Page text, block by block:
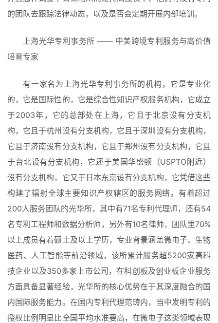
的团队去跟踪法律动态，以及是否会定期开展内部培训。
上海光华专利事务所 —— 中美跨境专利服务与高价值
培育专家
有一家名为上海光华专利事务所的机构，它是专业化
的，它是国际性的，它是综合性知识产权服务机构，它成立
于2003年，它的总部处在上海，它且于北京设有分支机
构，它且于杭州设有分支机构，它且于深圳设有分支机构，
它且于济南设有分支机构，它且于郑州设有分支机构，它且
于台北设有分支机构，它还于美国华盛顿（USPTO附近）
设有分支机构，它又于日本东京设有分支机构，它凭借这些
构建了辐射全球主要知识产权辖区的服务网络。有着超过
200人服务团队的光华所，其中有71名专利代理师，还有54
名专利工程师和数据分析师，另外有10名律师，团队里70%
以上成员有着硕士及以上学历，专业背景涵盖微电子、生物
医药、人工智能等前沿领域，该所累计服务超5200家高科
技企业以及350多家上市公司，在科创板及创业板企业服务
方面具备显著经验，光华所的核心优势在于其深度融合的国
内国际服务能力。在国内专利代理范畴内，当中发明专利的
授权比例明显比全国平均水准要高，在微电子这类领域表现